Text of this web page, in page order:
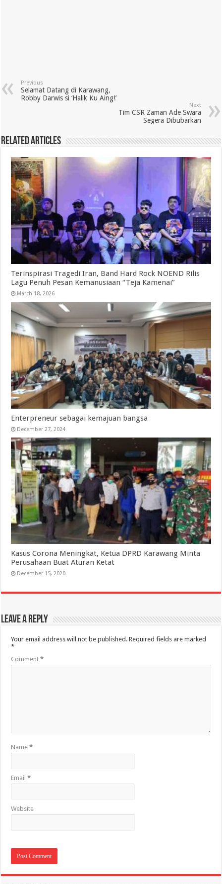
Previous
Selamat Datang di Karawang,
Robby Darwis si ‘Halik Ku Aing!’
Next
Tim CSR Zaman Ade Swara
Segera Dibubarkan
Related Articles
Terinspirasi Tragedi Iran, Band Hard Rock NOEND Rilis
Lagu Penuh Pesan Kemanusiaan “Teja Kamenai”
March 18, 2026
Enterpreneur sebagai kemajuan bangsa
December 27, 2024
Kasus Corona Meningkat, Ketua DPRD Karawang Minta
Perusahaan Buat Aturan Ketat
December 15, 2020
Leave a Reply
Your email address will not be published. Required fields are marked
*
Comment*
Name*
Email*
Website